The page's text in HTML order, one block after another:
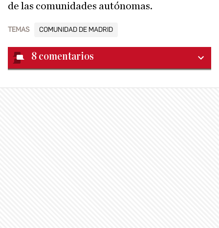
de las comunidades autónomas.
TEMAS COMUNIDAD DE MADRID
8 comentarios